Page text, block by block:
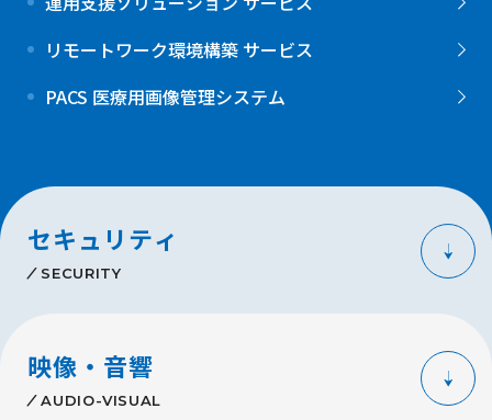
リモートワーク環境構築 サービス
PACS 医療用画像管理システム
セキュリティ
SECURITY
映像・音響
AUDIO-VISUAL